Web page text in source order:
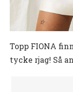
Topp FIONA
tycke rjag! Så